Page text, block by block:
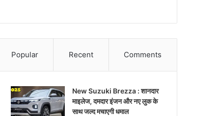
Popular Recent Comments
New Suzuki Brezza : शानदार
माइलेज, दमदार इंजन और नए लुक के
साथ जल्द मचाएगी धमाल